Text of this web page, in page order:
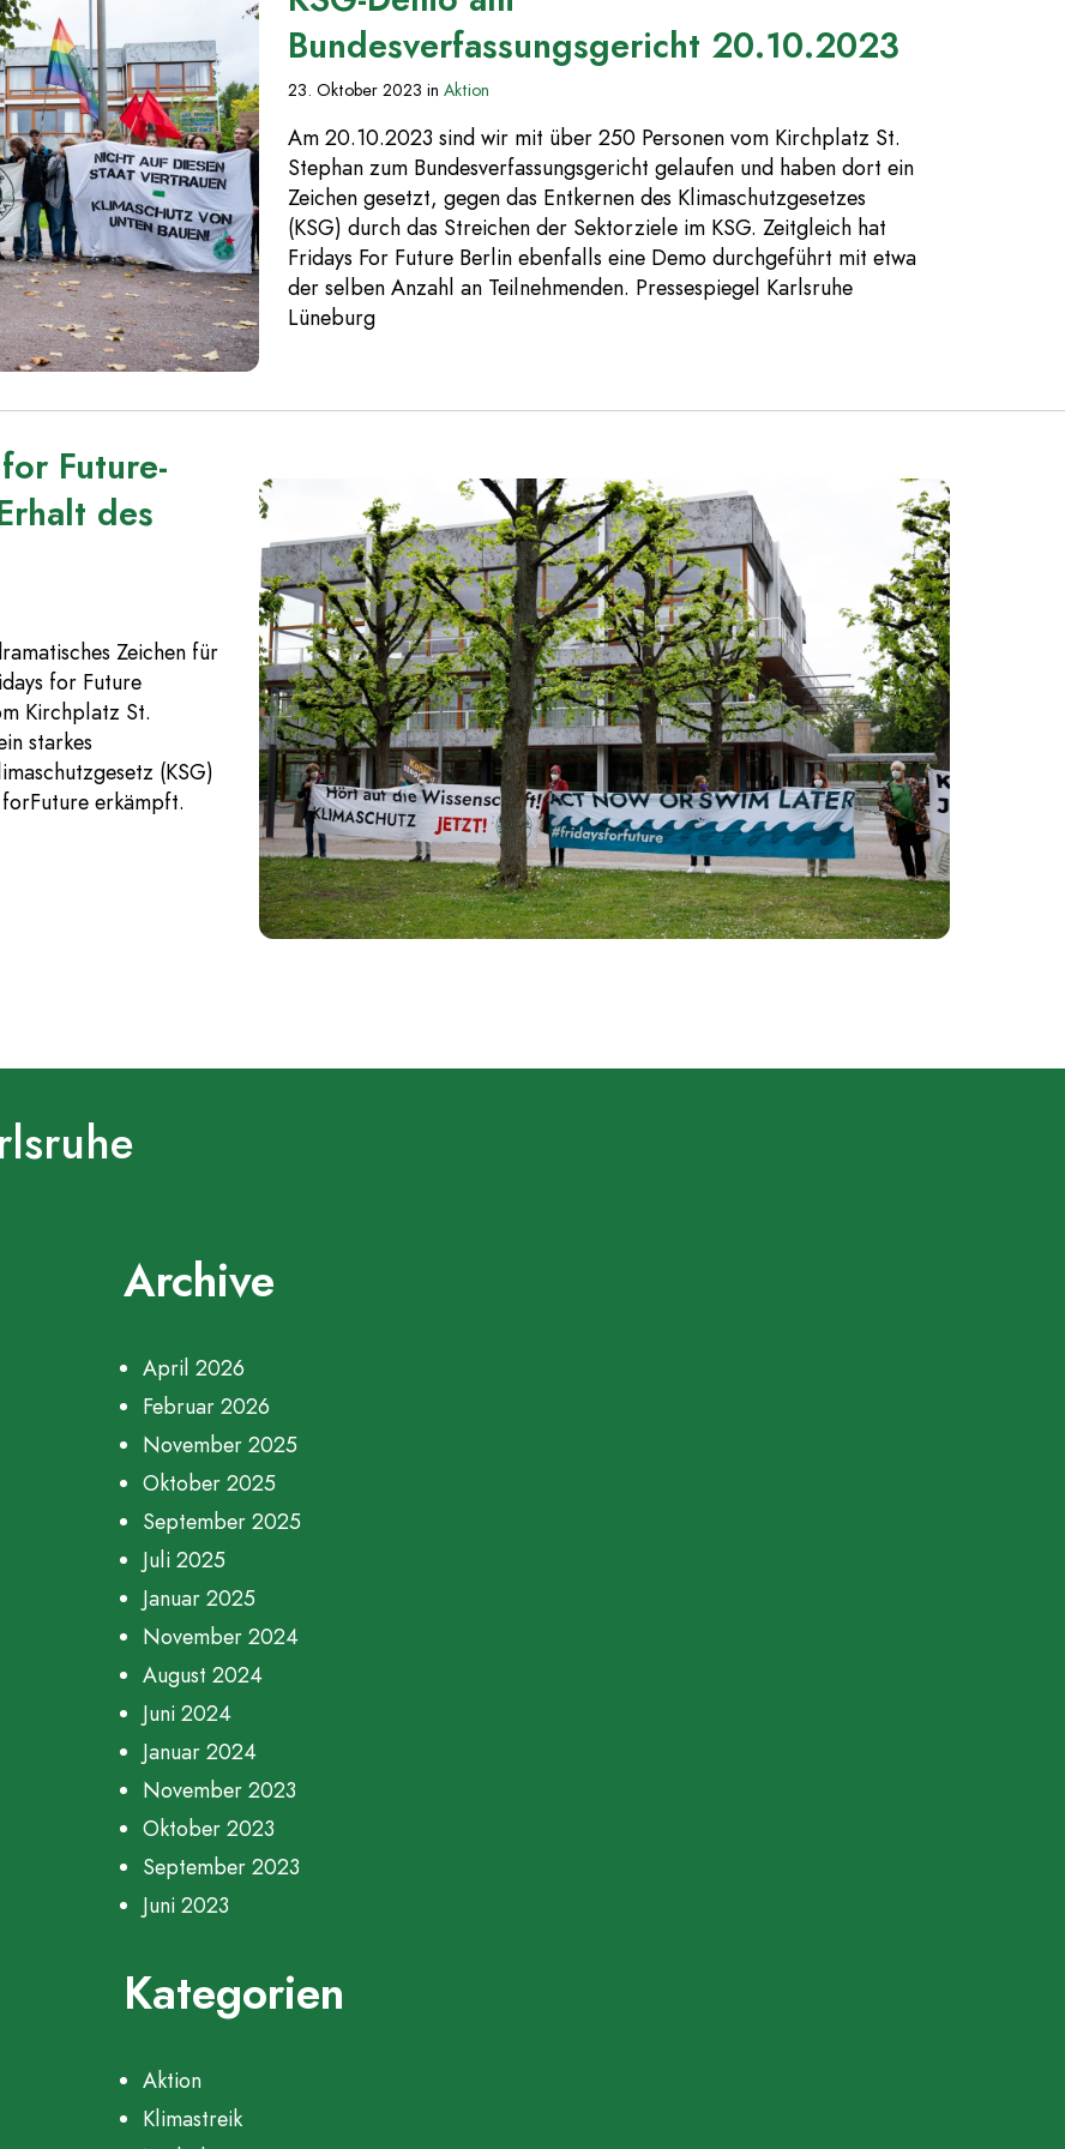
Bundesverfassungsgericht 20.10.2023
23. Oktober 2023 in Aktion
Am 20.10.2023 sind wir mit über 250 Personen vom Kirchplatz St.
Stephan zum Bundesverfassungsgericht gelaufen und haben dort ein
Zeichen gesetzt, gegen das Entkernen des Klimaschutzgesetzes
(KSG) durch das Streichen der Sektorziele im KSG. Zeitgleich hat
Fridays For Future Berlin ebenfalls eine Demo durchgeführt mit etwa
der selben Anzahl an Teilnehmenden. Pressespiegel Karlsruhe
Lüneburg
Future-
des
Zeichen für
for Future
Kirchplatz St.
starkes
(KSG)
erkämpft.
Archive
April 2026
Februar 2026
November 2025
Oktober 2025
September 2025
Juli 2025
Januar 2025
November 2024
August 2024
Juni 2024
Januar 2024
November 2023
Oktober 2023
September 2023
Juni 2023
Kategorien
Aktion
Klimastreik